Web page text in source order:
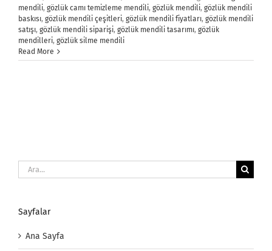
mendili, gözlük camı temizleme mendili, gözlük mendili, gözlük mendili
baskısı, gözlük mendili çeşitleri, gözlük mendili fiyatları, gözlük mendili
satışı, gözlük mendili siparişi, gözlük mendili tasarımı, gözlük
mendilleri, gözlük silme mendili
Read More
Ara:
Sayfalar
Ana Sayfa